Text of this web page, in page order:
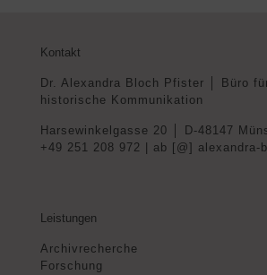
Kontakt
Dr. Alexandra Bloch Pfister │ Büro
historische Kommunikation
Harsewinkelgasse 20 │ D-48147
+49 251 208 972 | ab [@] alexandra-
Leistungen
Archivrecherche
Forschung